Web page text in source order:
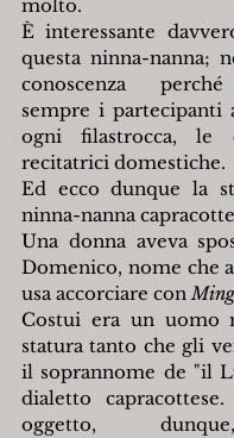
molto.
È interessante
questa ninna-nanna;
conoscenza
sempre i partecipanti
ogni filastrocca,
recitatrici domestiche.
Ed ecco dunque la
ninna-nanna
Una donna aveva
Domenico, nome che
usa accorciare con Ming
Costui era un uomo
statura tanto che gli
il soprannome de "il
dialetto
oggetto,